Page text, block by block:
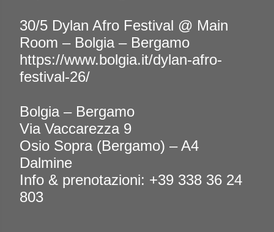
30/5 Dylan Afro Festival @ Main
Room – Bolgia – Bergamo
https://www.bolgia.it/dylan-afro-
festival-26/
Bolgia – Bergamo
Via Vaccarezza 9
Osio Sopra (Bergamo) – A4
Dalmine
Info & prenotazioni: +39 338 36 24
803